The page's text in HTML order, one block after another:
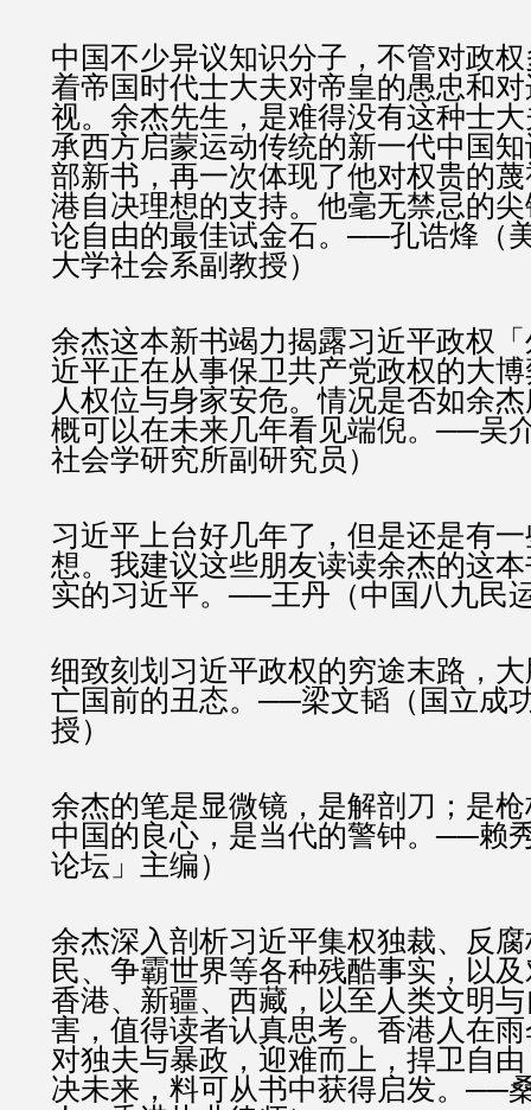
中国不少异议知识分子，不管对政
着帝国时代士大夫对帝皇的愚忠和
视。余杰先生，是难得没有这种士
承西方启蒙运动传统的新一代中国
部新书，再一次体现了他对权贵的
港自决理想的支持。他毫无禁忌的
论自由的最佳试金石。──孔诰烽（
大学社会系副教授）
余杰这本新书竭力揭露习近平政权
近平正在从事保卫共产党政权的大
人权位与身家安危。情况是否如余
概可以在未来几年看见端倪。──吴
社会学研究所副研究员）
习近平上台好几年了，但是还是有
想。我建议这些朋友读读余杰的这
实的习近平。──王丹（中国八九民
细致刻划习近平政权的穷途末路，
亡国前的丑态。──梁文韬（国立成
授）
余杰的笔是显微镜，是解剖刀；是
中国的良心，是当代的警钟。──赖
论坛」主编）
余杰深入剖析习近平集权独裁、反
民、争霸世界等各种残酷事实，以
香港、新疆、西藏，以至人类文明
害，值得读者认真思考。香港人在
对独夫与暴政，迎难而上，捍卫自
决未来，料可从书中获得启发。──